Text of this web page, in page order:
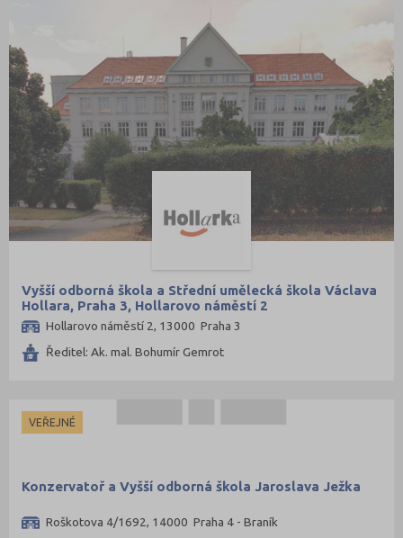
Vyšší odborná škola a Střední umělecká škola Václava
Hollara, Praha 3, Hollarovo náměstí 2
Hollarovo náměstí 2, 13000 Praha 3
Ředitel: Ak. mal. Bohumír Gemrot
VEŘEJNÉ
Konzervatoř a Vyšší odborná škola Jaroslava Ježka
Roškotova 4/1692, 14000 Praha 4 - Braník